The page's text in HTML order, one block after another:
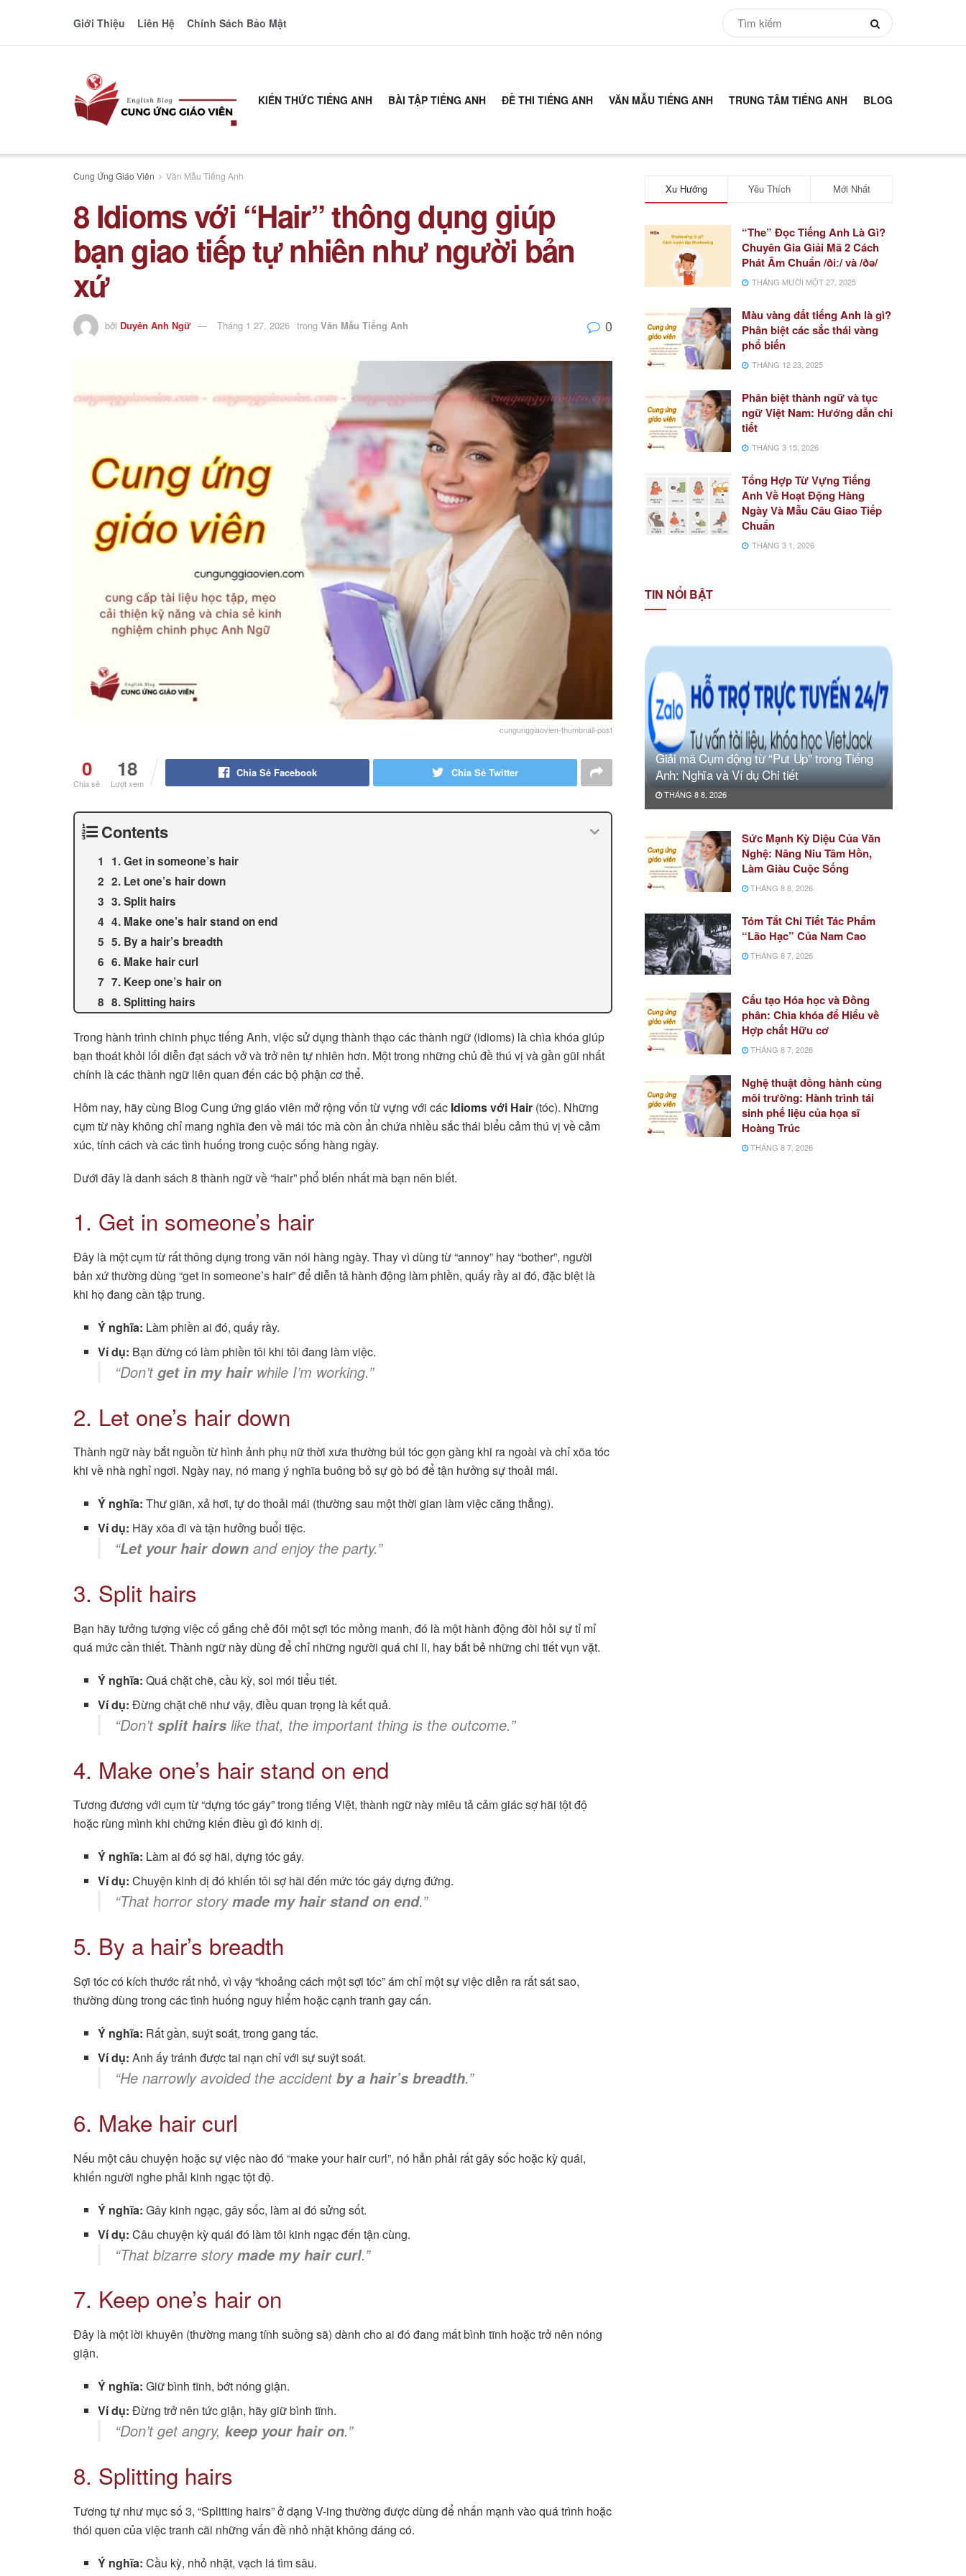
Giới Thiệu Liên Hệ Chính Sách Bảo Mật
KIẾN THỨC TIẾNG ANH BÀI TẬP TIẾNG ANH ĐỀ THI TIẾNG ANH VĂN MẪU TIẾNG ANH TRUNG TÂM TIẾNG ANH BLOG
Cung Ứng Giáo Viên Văn Mẫu Tiếng Anh
8 Idioms với “Hair” thông dụng giúp
bạn giao tiếp tự nhiên như người bản
xứ
bởi Duyên Anh Ngữ Tháng 1 27, 2026 trong Văn Mẫu Tiếng Anh 0
cungunggiaovien-thumbnail-post
0
Chia sẻ
18
Lượt xem
Chia Sẻ Facebook Chia Sẻ Twitter
Contents
1. Get in someone’s hair
2. Let one’s hair down
3. Split hairs
4. Make one’s hair stand on end
5. By a hair’s breadth
6. Make hair curl
7. Keep one’s hair on
8. Splitting hairs
Trong hành trình chinh phục tiếng Anh, việc sử dụng thành thạo các thành ngữ (idioms) là chìa khóa giúp
bạn thoát khỏi lối diễn đạt sách vở và trở nên tự nhiên hơn. Một trong những chủ đề thú vị và gần gũi nhất
chính là các thành ngữ liên quan đến các bộ phận cơ thể.
Hôm nay, hãy cùng Blog Cung ứng giáo viên mở rộng vốn từ vựng với các Idioms với Hair (tóc). Những
cụm từ này không chỉ mang nghĩa đen về mái tóc mà còn ẩn chứa nhiều sắc thái biểu cảm thú vị về cảm
xúc, tính cách và các tình huống trong cuộc sống hàng ngày.
Dưới đây là danh sách 8 thành ngữ về “hair” phổ biến nhất mà bạn nên biết.
1. Get in someone’s hair
Đây là một cụm từ rất thông dụng trong văn nói hàng ngày. Thay vì dùng từ “annoy” hay “bother”, người
bản xứ thường dùng “get in someone’s hair” để diễn tả hành động làm phiền, quấy rầy ai đó, đặc biệt là
khi họ đang cần tập trung.
Ý nghĩa: Làm phiền ai đó, quấy rầy.
Ví dụ: Bạn đừng có làm phiền tôi khi tôi đang làm việc.
“Don’t get in my hairwhile I’m working.”
2. Let one’s hair down
Thành ngữ này bắt nguồn từ hình ảnh phụ nữ thời xưa thường búi tóc gọn gàng khi ra ngoài và chỉ xõa tóc
khi về nhà nghỉ ngơi. Ngày nay, nó mang ý nghĩa buông bỏ sự gò bó để tận hưởng sự thoải mái.
Ý nghĩa: Thư giãn, xả hơi, tự do thoải mái (thường sau một thời gian làm việc căng thẳng).
Ví dụ: Hãy xõa đi và tận hưởng buổi tiệc.
“Let your hair down and enjoy the party.”
3. Split hairs
Bạn hãy tưởng tượng việc cố gắng chẻ đôi một sợi tóc mỏng manh, đó là một hành động đòi hỏi sự tỉ mỉ
quá mức cần thiết. Thành ngữ này dùng để chỉ những người quá chi li, hay bắt bẻ những chi tiết vụn vặt.
Ý nghĩa: Quá chặt chẽ, cầu kỳ, soi mói tiểu tiết.
Ví dụ: Đừng chặt chẽ như vậy, điều quan trọng là kết quả.
“Don’tsplit hairs like that, the important thing is the outcome.”
4. Make one’s hair stand on end
Tương đương với cụm từ “dựng tóc gáy” trong tiếng Việt, thành ngữ này miêu tả cảm giác sợ hãi tột độ
hoặc rùng mình khi chứng kiến điều gì đó kinh dị.
Ý nghĩa: Làm ai đó sợ hãi, dựng tóc gáy.
Ví dụ: Chuyện kinh dị đó khiến tôi sợ hãi đến mức tóc gáy dựng đứng.
“That horror storymade my hair stand on end.”
5. By a hair’s breadth
Sợi tóc có kích thước rất nhỏ, vì vậy “khoảng cách một sợi tóc” ám chỉ một sự việc diễn ra rất sát sao,
thường dùng trong các tình huống nguy hiểm hoặc cạnh tranh gay cấn.
Ý nghĩa: Rất gần, suýt soát, trong gang tấc.
Ví dụ: Anh ấy tránh được tai nạn chỉ với sự suýt soát.
“He narrowly avoided the accidentby a hair’s breadth.”
6. Make hair curl
Nếu một câu chuyện hoặc sự việc nào đó “make your hair curl”, nó hẳn phải rất gây sốc hoặc kỳ quái,
khiến người nghe phải kinh ngạc tột độ.
Ý nghĩa: Gây kinh ngạc, gây sốc, làm ai đó sửng sốt.
Ví dụ: Câu chuyện kỳ quái đó làm tôi kinh ngạc đến tận cùng.
“That bizarre storymade my hair curl.”
7. Keep one’s hair on
Đây là một lời khuyên (thường mang tính suồng sã) dành cho ai đó đang mất bình tĩnh hoặc trở nên nóng
giận.
Ý nghĩa: Giữ bình tĩnh, bớt nóng giận.
Ví dụ: Đừng trở nên tức giận, hãy giữ bình tĩnh.
“Don’t get angry,keep your hair on.”
8. Splitting hairs
Tương tự như mục số 3, “Splitting hairs” ở dạng V-ing thường được dùng để nhấn mạnh vào quá trình hoặc
thói quen của việc tranh cãi những vấn đề nhỏ nhặt không đáng có.
Ý nghĩa: Cầu kỳ, nhỏ nhặt, vạch lá tìm sâu.
Xu Hướng Yêu Thích Mới Nhất
“The” Đọc Tiếng Anh Là Gì?
Chuyên Gia Giải Mã 2 Cách
Phát Âm Chuẩn /ðiː/ và /ðə/
THÁNG MƯỜI MỘT 27, 2025
Màu vàng đất tiếng Anh là gì?
Phân biệt các sắc thái vàng
phổ biến
THÁNG 12 23, 2025
Phân biệt thành ngữ và tục
ngữ Việt Nam: Hướng dẫn chi
tiết
THÁNG 3 15, 2026
Tổng Hợp Từ Vựng Tiếng
Anh Về Hoạt Động Hàng
Ngày Và Mẫu Câu Giao Tiếp
Chuẩn
THÁNG 3 1, 2026
TIN NỔI BẬT
Giải mã Cụm động từ “Put Up” trong Tiếng
Anh: Nghĩa và Ví dụ Chi tiết
THÁNG 8 8, 2026
Sức Mạnh Kỳ Diệu Của Văn
Nghệ: Nâng Niu Tâm Hồn,
Làm Giàu Cuộc Sống
THÁNG 8 8, 2026
Tóm Tắt Chi Tiết Tác Phẩm
“Lão Hạc” Của Nam Cao
THÁNG 8 7, 2026
Cấu tạo Hóa học và Đồng
phân: Chìa khóa để Hiểu về
Hợp chất Hữu cơ
THÁNG 8 7, 2026
Nghệ thuật đồng hành cùng
môi trường: Hành trình tái
sinh phế liệu của họa sĩ
Hoàng Trúc
THÁNG 8 7, 2026